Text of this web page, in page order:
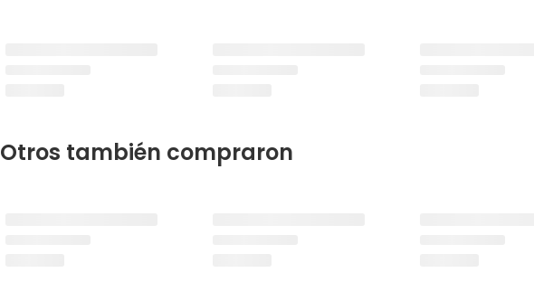
Otros también compraron